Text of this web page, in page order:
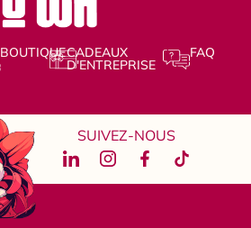
BOUTIQUECADEAUX
D'ENTREPRISE
FAQ
SUIVEZ-NOUS